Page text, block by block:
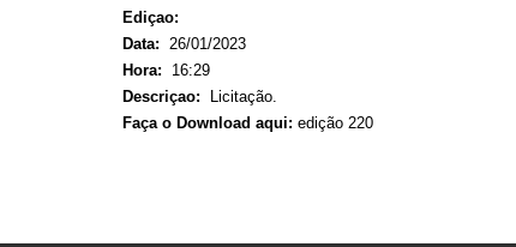
Ediçao:
Data: 26/01/2023
Hora:
16:29
Descriçao:
Licitação.
Faça o Download aqui: edição 220